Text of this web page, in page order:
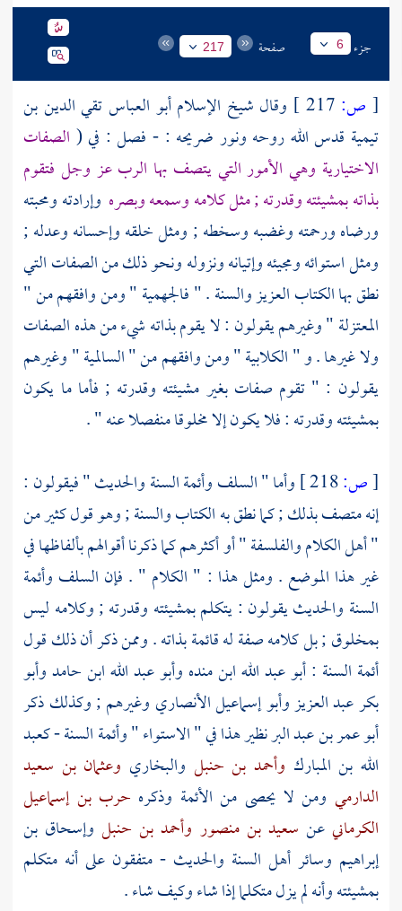
جزء 6 صفحة 217
[ ص: وقال شيخ الإسلامأبو العباس تقي الدين بن
تيمية قدس الله روحه ونور ضريحه : - فصل : في ( الصفات
الاختيارية وهي الأمور التي يتصف بها الرب عز وجل فتقوم
بذاته بمشيئته وقدرته ; مثل كلامه وسمعه وبصره وإرادته ومحبته
ورضاه ورحمته وغضبه وسخطه ; ومثل خلقه وإحسانه وعدله ;
ومثل استوائه ومجيئه وإتيانه ونزوله ونحو ذلك من الصفات التي
نطق بها الكتاب العزيز والسنة . "فالجهمية" ومن وافقهم من "
المعتزلة" وغيرهم يقولون : لا يقوم بذاته شيء من هذه الصفات
ولا غيرها . و "الكلابية" ومن وافقهم من "السالمية" وغيرهم
يقولون : " تقوم صفات بغير مشيئته وقدرته ; فأما ما يكون
بمشيئته وقدرته : فلا يكون إلا مخلوقا منفصلا عنه " .
[ص: وأما "السلفوأئمة السنة والحديث " فيقولون :
إنه متصف بذلك ; كما نطق به الكتاب والسنة ; وهو قول كثير من
" أهل الكلام والفلسفة " أو أكثرهم كما ذكرنا أقوالهم بألفاظها في
غير هذا الموضع . ومثل هذا : " الكلام " . فإن السلف وأئمة
السنة والحديث يقولون : يتكلم بمشيئته وقدرته ; وكلامه ليس
بمخلوق ; بل كلامه صفة له قائمة بذاته . وممن ذكر أن ذلك قول
أئمة السنة :أبو عبد الله ابن منده وأبو عبد الله ابن حامدوأبو
بكر عبد العزيزوأبو إسماعيل الأنصاري وغيرهم ; وكذلك ذكر
أبو عمر بن عبد البرنظير هذا في " الاستواء " وأئمة السنة -كعبد
الله بن المبارك وأحمد بن حنبل والبخاري وعثمان بن سعيد
الدارمي ومن لا يحصى من الأئمة وذكره حرب بن إسماعيل
الكرمانيعن سعيد بن منصور وأحمد بن حنبل وإسحاق بن
إبراهيم وسائرأهل السنة والحديث - متفقون على أنه متكلم
بمشيئته وأنه لم يزل متكلما إذا شاء وكيف شاء .